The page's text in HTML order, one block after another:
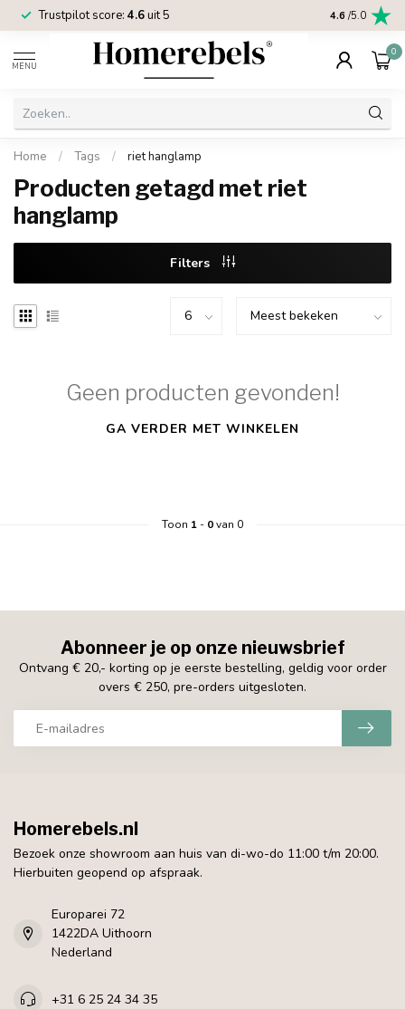
Trustpilot score: 4.6uit 5 2 jaar
4.6 /5.0
MENU
0
Home / Tags / riet hanglamp
Producten getagd met riet
hanglamp
Filters
Geen producten gevonden!
GA VERDER MET WINKELEN
Toon 1- 0van 0
Abonneer je op onze nieuwsbrief
Ontvang € 20,- korting op je eerste bestelling, geldig voor order
overs € 250, pre-orders uitgesloten.
Homerebels.nl
Bezoek onze showroom aan huis van di-wo-do 11:00 t/m 20:00.
Hierbuiten geopend op afspraak.
Europarei 72
1422DA Uithoorn
Nederland
+31 6 25 24 34 35